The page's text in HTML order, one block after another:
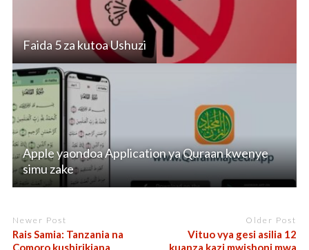
Faida 5 za kutoa Ushuzi
Apple yaondoa Application ya Quraan kwenye
simu zake
Newer Post
Rais Samia: Tanzania na
Older Post
Vituo vya gesi asilia 12